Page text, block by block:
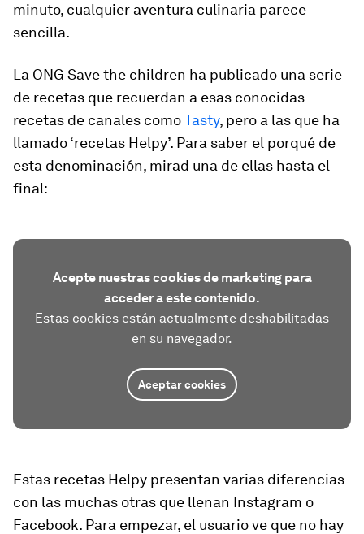
minuto, cualquier aventura culinaria parece
sencilla.
La ONG Save the children ha publicado una serie
de recetas que recuerdan a esas conocidas
recetas de canales comoTasty, pero a las que ha
llamado ‘recetas Helpy’. Para saber el porqué de
esta denominación, mirad una de ellas hasta el
final:
Acepte nuestras cookies de marketing para
acceder a este contenido.
Estas cookies están actualmente deshabilitadas
en su navegador.
Aceptar cookies
Estas recetas Helpy presentan varias diferencias
con las muchas otras que llenan Instagram o
Facebook. Para empezar, el usuario ve que no hay